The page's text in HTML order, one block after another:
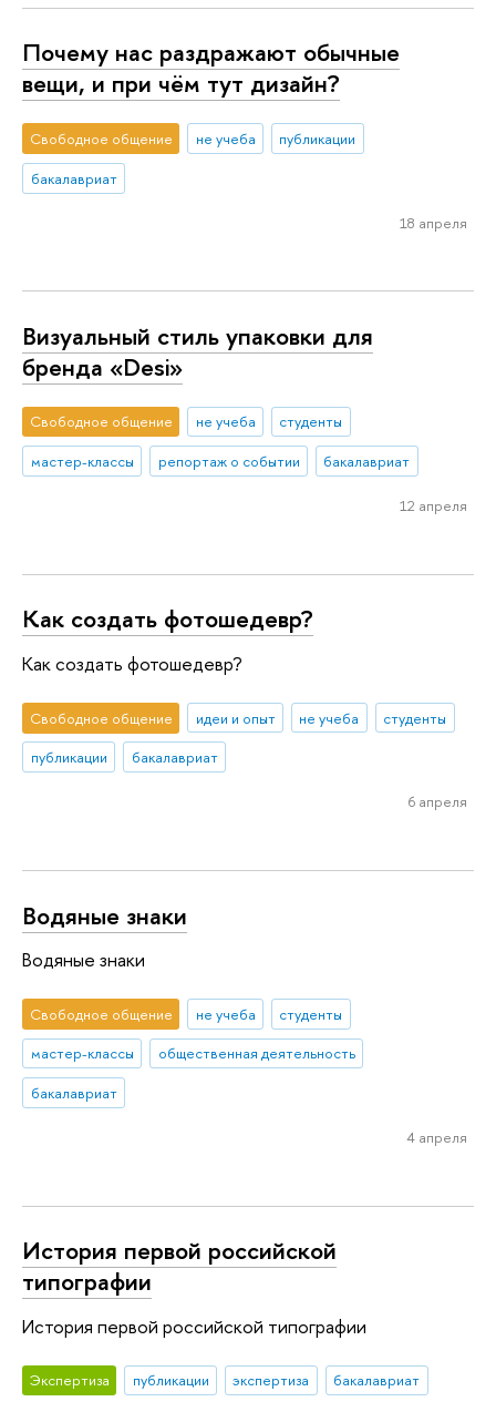
Почему нас раздражают обычные
вещи, и при чём тут дизайн?
Свободное общение не учеба
публикации
бакалавриат
18 апреля
Визуальный стиль упаковки для
бренда «Desi»
Свободное общение не учеба
студенты
мастер-классы
репортаж о событии бакалавриат
12 апреля
Как создать фотошедевр?
Как создать фотошедевр?
Свободное общение идеи и опыт не учеба
студенты
публикации
бакалавриат
6 апреля
Водяные знаки
Водяные знаки
Свободное общение не учеба
студенты
мастер-классы
общественная деятельность
бакалавриат
4 апреля
История первой российской
типографии
История первой российской типографии
Экспертиза публикации экспертиза бакалавриат